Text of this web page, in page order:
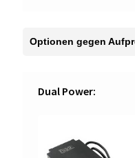
Dual Power: